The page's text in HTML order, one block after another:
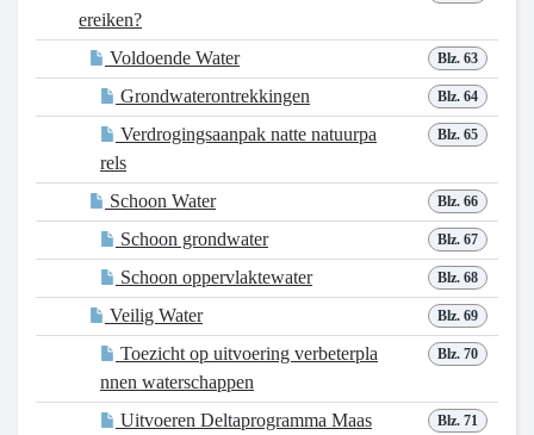
ereiken?
Blz. 63
Voldoende Water
Blz. 64
Grondwaterontrekkingen
Blz. 65
Verdrogingsaanpak natte natuurpa
rels
Blz. 66
Schoon Water
Blz. 67
Schoon grondwater
Blz. 68
Schoon oppervlaktewater
Blz. 69
Veilig Water
Blz. 70
Toezicht op uitvoering verbeterpla
nnen waterschappen
Blz. 71
Uitvoeren Deltaprogramma Maas